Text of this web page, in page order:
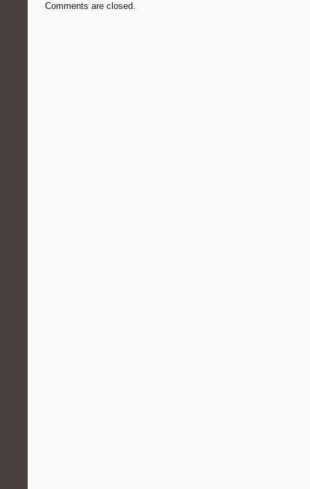
Comments are closed.